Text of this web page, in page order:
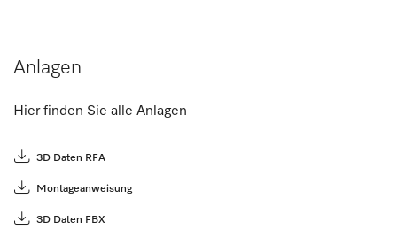
Anlagen
Hier finden Sie alle Anlagen
3D Daten RFA
Montageanweisung
3D Daten FBX